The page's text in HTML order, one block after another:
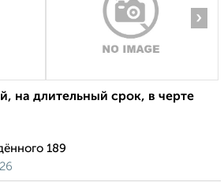
›
на длительный срок, в черте
189